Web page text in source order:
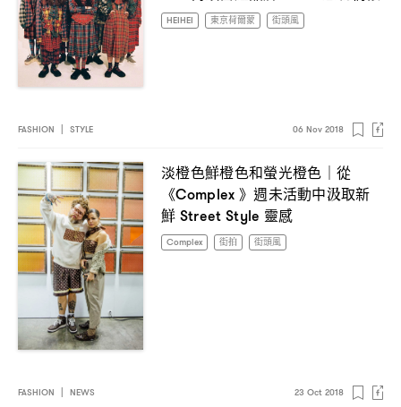
HEIHEI 東京荷爾蒙 街頭風
FASHION STYLE 06 Nov 2018
淡橙色鮮橙色和螢光橙色
從
《Complex 》週未活動中汲取新
鮮 Street Style 靈感
Complex 街拍 街頭風
FASHION NEWS 23 Oct 2018